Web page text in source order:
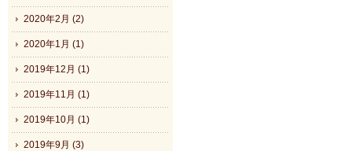
2020年2月 (2)
2020年1月 (1)
2019年12月 (1)
2019年11月 (1)
2019年10月 (1)
2019年9月 (3)